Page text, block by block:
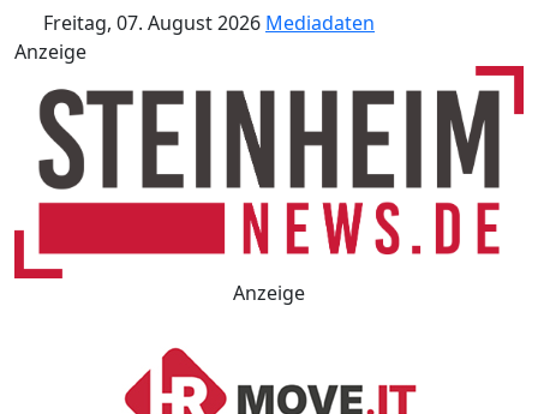
Freitag, 07. August 2026 Mediadaten
Anzeige
Anzeige